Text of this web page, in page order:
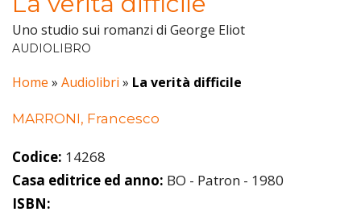
Uno studio sui romanzi di George Eliot
AUDIOLIBRO
Home » Audiolibri » La verità difficile
MARRONI, Francesco
Codice: 14268
Casa editrice ed anno: BO - Patron - 1980
ISBN: